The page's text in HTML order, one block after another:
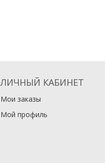
ЛИЧНЫЙ КАБИНЕТ
Мои заказы
Мой профиль